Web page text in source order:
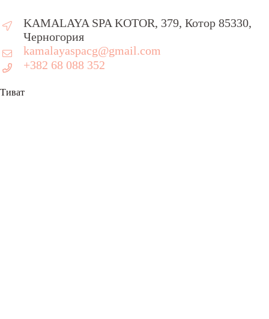
KAMALAYA SPA KOTOR, 379, Котор 85330,
Черногория
kamalayaspacg@gmail.com
+382 68 088 352
Тиват